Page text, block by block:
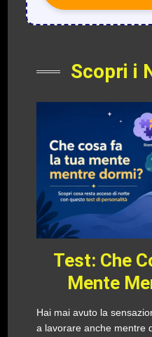
Scopri i
Test: Che
Mente
Hai mai avuto la
a lavorare anche mentre